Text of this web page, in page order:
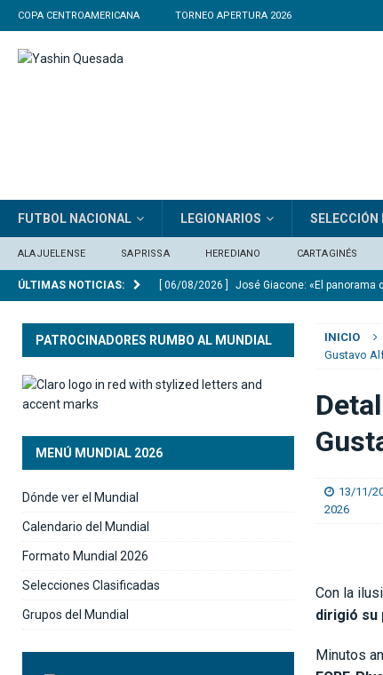
COPA CENTROAMERICANA TORNEO APERTURA 2026
FUTBOL NACIONAL LEGIONARIOS SELECCIÓN
ALAJUELENSE SAPRISSA HEREDIANO CARTAGINÉS
ÚLTIMAS NOTICIAS: [ 06/08/2026 ] El Real Madrid anuncia el
[ 05/08/2026 ] Saprissa consigue un triunfo
[ 06/08/2026 ] José Giacone: «El
INICIO
Gustavo
13/11/
2026
Con la
dirigió su
Minutos
PATROCINADORES RUMBO AL MUNDIAL
MENÚ MUNDIAL 2026
Dónde ver el Mundial
Calendario del Mundial
Formato Mundial 2026
Selecciones Clasificadas
Grupos del Mundial